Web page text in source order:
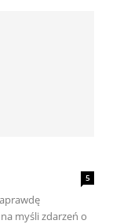
5
myśli zdarzeń o